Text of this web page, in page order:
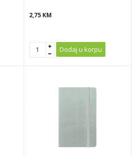
2,75 KM
Dodaj u korpu